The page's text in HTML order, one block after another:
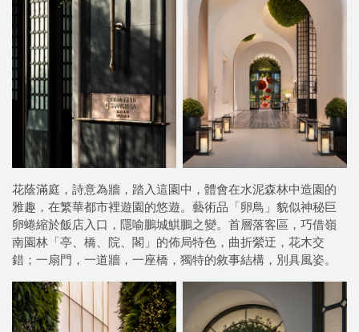
花蔭滿庭，詩意為牆，踏入這園中，體會在水泥森林中造園的
雅趣，在繁華都市裡遊園的悠遊。藝術品「卵鳥」貌似神秘巨
卵蜷縮於飯店入口，隱喻鵬城鯕鵬之變。首層落客區，巧借嶺
南園林「亭、橋、院、閣」的佈局特色，曲折縈迂，花木交
錯；一扇門，一道牆，一座橋，獨特的敘事結構，別具風姿。